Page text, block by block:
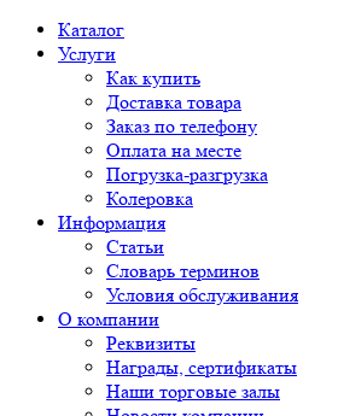
Каталог
Услуги
Как купить
Доставка товара
Заказ по телефону
Оплата на месте
Погрузка-разгрузка
Колеровка
Информация
Статьи
Словарь терминов
Условия обслуживания
О компании
Реквизиты
Награды, сертификаты
Наши торговые залы